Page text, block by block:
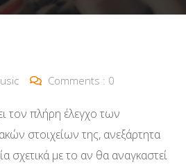
Comments : 0
τον πλήρη έλεγχο των
στοιχείων της, ανεξάρτητα
σχετικά με το αν θα αναγκαστεί